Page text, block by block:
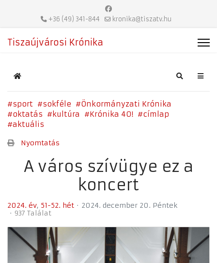
+36 (49) 341-844 kronika@tiszatv.hu
Tiszaújvárosi Krónika
Home Search
sport sokféle
Önkormányzati Krónika
oktatás
kultúra Krónika 40!
címlap
aktuális
Nyomtatás
A város szívügye ez a
koncert
2024. év 51-52. hét
2024. december 20. Péntek
937 Találat